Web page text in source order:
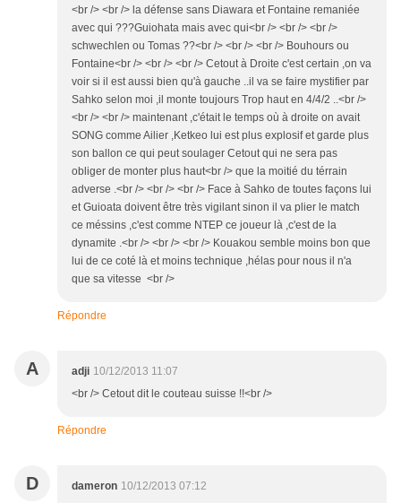
<br /> <br /> la défense sans Diawara et Fontaine remaniée
avec qui ???Guiohata mais avec qui<br /> <br /> <br />
schwechlen ou Tomas ??<br /> <br /> <br /> Bouhours ou
Fontaine<br /> <br /> <br /> Cetout à Droite c'est certain ,on va
voir si il est aussi bien qu'à gauche ..il va se faire mystifier par
Sahko selon moi ,il monte toujours Trop haut en 4/4/2 ..<br />
<br /> <br /> maintenant ,c'était le temps où à droite on avait
SONG comme Ailier ,Ketkeo lui est plus explosif et garde plus
son ballon ce qui peut soulager Cetout qui ne sera pas
obliger de monter plus haut<br /> que la moitié du térrain
adverse .<br /> <br /> <br /> Face à Sahko de toutes façons lui
et Guioata doivent être très vigilant sinon il va plier le match
ce méssins ,c'est comme NTEP ce joueur là ,c'est de la
dynamite .<br /> <br /> <br /> Kouakou semble moins bon que
lui de ce coté là et moins technique ,hélas pour nous il n'a
que sa vitesse <br />
Répondre
A adji 10/12/2013 11:07
<br /> Cetout dit le couteau suisse !!<br />
Répondre
D dameron 10/12/2013 07:12